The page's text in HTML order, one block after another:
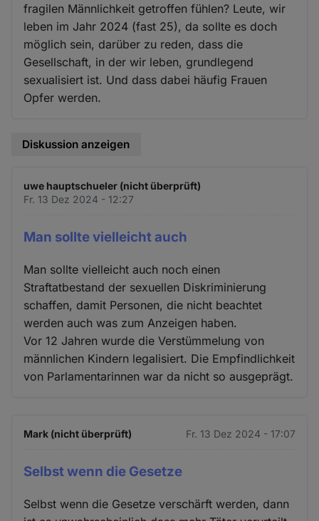
fragilen Männlichkeit getroffen fühlen? Leute, wir
leben im Jahr 2024 (fast 25), da sollte es doch
möglich sein, darüber zu reden, dass die
Gesellschaft, in der wir leben, grundlegend
sexualisiert ist. Und dass dabei häufig Frauen
Opfer werden.
Diskussion anzeigen
uwe hauptschueler (nicht überprüft)
Fr. 13 Dez 2024 - 12:27
Man sollte vielleicht auch
Man sollte vielleicht auch noch einen
Straftatbestand der sexuellen Diskriminierung
schaffen, damit Personen, die nicht beachtet
werden auch was zum Anzeigen haben.
Vor 12 Jahren wurde die Verstümmelung von
männlichen Kindern legalisiert. Die Empfindlichkeit
von Parlamentarinnen war da nicht so ausgeprägt.
Mark (nicht überprüft) Fr. 13 Dez 2024 - 17:07
Selbst wenn die Gesetze
Selbst wenn die Gesetze verschärft werden, dann